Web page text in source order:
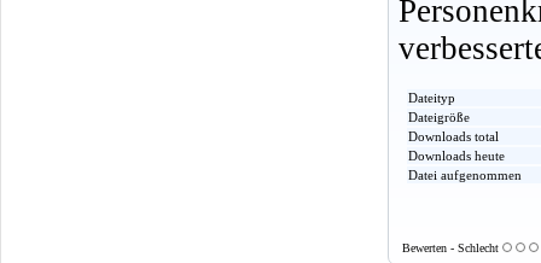
Dateityp
Dateigröße
Downloads total
Downloads heute
Datei aufgenommen
Bewerten - Schlecht